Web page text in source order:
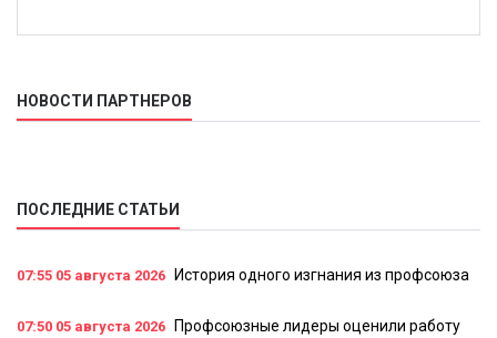
НОВОСТИ ПАРТНЕРОВ
ПОСЛЕДНИЕ СТАТЬИ
07:55 05 августа 2026 История одного изгнания из профсоюза
07:50 05 августа 2026
Профсоюзные лидеры оценили работу